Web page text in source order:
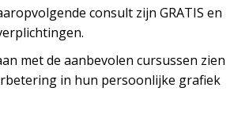
consult zijn GRATIS en
met de aanbevolen cursussen zien
in hun persoonlijke grafiek